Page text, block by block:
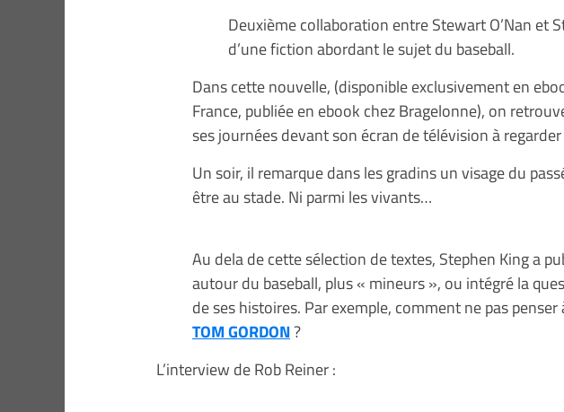
Deuxième collaboration entre Stewart O’Nan et
d’une fiction abordant le sujet du baseball.
Dans cette nouvelle, (disponible exclusivement en
France, publiée en ebook chez Bragelonne), on
ses journées devant son écran de télévision à
Un soir, il remarque dans les gradins un visage du
être au stade. Ni parmi les vivants…
Au dela de cette sélection de textes, Stephen King a
autour du baseball, plus « mineurs », ou intégré la
de ses histoires. Par exemple, comment ne pas penser
TOM GORDON?
L’interview de Rob Reiner :